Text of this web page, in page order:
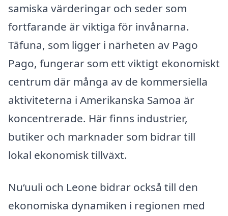
samiska värderingar och seder som
fortfarande är viktiga för invånarna.
Tāfuna, som ligger i närheten av Pago
Pago, fungerar som ett viktigt ekonomiskt
centrum där många av de kommersiella
aktiviteterna i Amerikanska Samoa är
koncentrerade. Här finns industrier,
butiker och marknader som bidrar till
lokal ekonomisk tillväxt.
Nu‘uuli och Leone bidrar också till den
ekonomiska dynamiken i regionen med